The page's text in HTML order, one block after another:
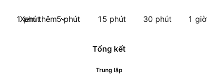
1 phút 5 phút 15 phút 30 phút 1 giờ
Xem thêm
Tổng kết
Trung lập